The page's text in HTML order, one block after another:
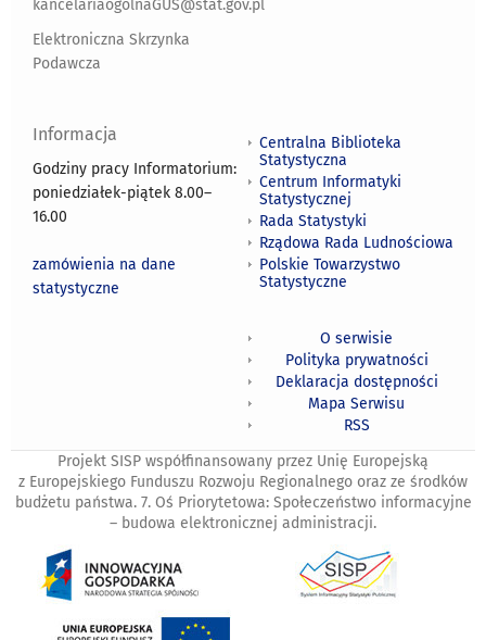
kancelariaogolnaGUS@stat.gov.pl
Elektroniczna Skrzynka
Podawcza
Informacja
Godziny pracy Informatorium:
poniedziałek-piątek 8.00–
16.00
zamówienia na dane
statystyczne
Centralna Biblioteka
Statystyczna
Centrum Informatyki
Statystycznej
Rada Statystyki
Rządowa Rada Ludnościowa
Polskie Towarzystwo
Statystyczne
O serwisie
Polityka prywatności
Deklaracja dostępności
Mapa Serwisu
RSS
Projekt SISP współfinansowany przez Unię Europejską
z Europejskiego Funduszu Rozwoju Regionalnego oraz ze środków
budżetu państwa. 7. Oś Priorytetowa: Społeczeństwo informacyjne
– budowa elektronicznej administracji.